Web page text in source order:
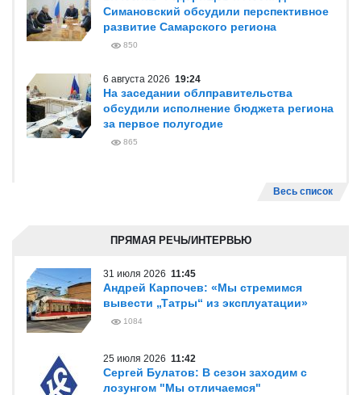
Симановский обсудили перспективное
развитие Самарского региона
850
6 августа 2026 19:24
На заседании облправительства
обсудили исполнение бюджета региона
за первое полугодие
865
Весь список
ПРЯМАЯ РЕЧЬ/ИНТЕРВЬЮ
31 июля 2026 11:45
Андрей Карпочев: «Мы стремимся
вывести „Татры“ из эксплуатации»
1084
25 июля 2026 11:42
Сергей Булатов: В сезон заходим с
лозунгом "Мы отличаемся"